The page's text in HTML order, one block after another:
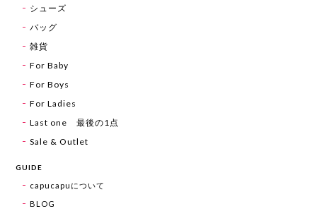
シューズ
バッグ
雑貨
For Baby
For Boys
For Ladies
Last one 最後の1点
Sale & Outlet
GUIDE
capucapuについて
BLOG